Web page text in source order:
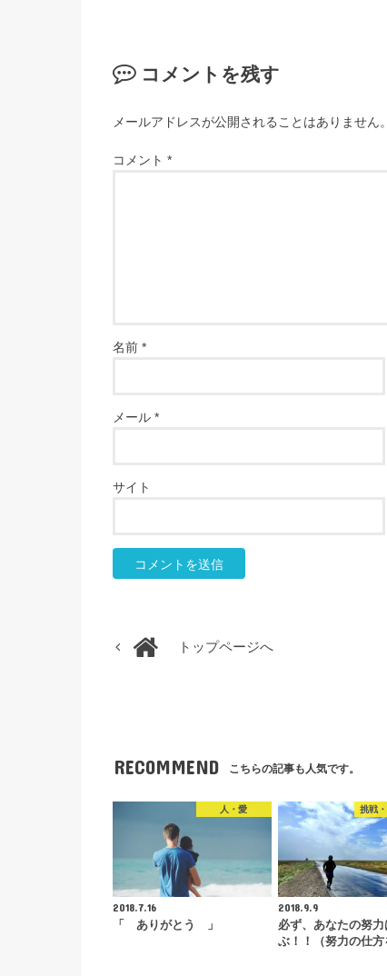
コメントを残す
メールアドレスが公開されることはありません。
コメント *
名前 *
メール *
サイト
トップページへ
RECOMMEND こちらの記事も人気です。
人・愛
2018.7.16
「 ありがとう 」
挑戦
2018.9.9
必ず、あなたの努
ぶ！！（努力の仕方